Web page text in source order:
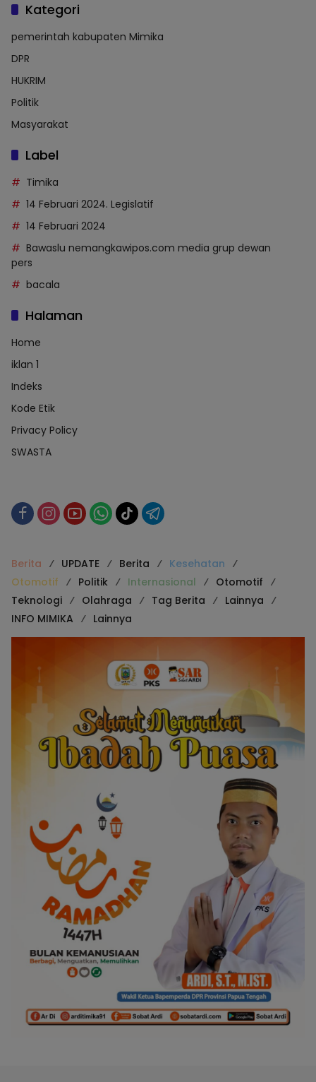
Kategori
pemerintah kabupaten Mimika
DPR
HUKRIM
Politik
Masyarakat
Label
Timika
14 Februari 2024. Legislatif
14 Februari 2024
Bawaslu nemangkawipos.com media grup dewan
pers
bacala
Halaman
Home
iklan 1
Indeks
Kode Etik
Privacy Policy
SWASTA
Berita UPDATE Berita
Kesehatan
Otomotif
Politik Internasional
Otomotif
Teknologi
Olahraga Tag Berita
Lainnya
INFO MIMIKA
Lainnya